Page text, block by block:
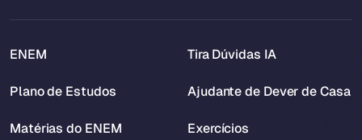
ENEM
Plano de Estudos
Matérias do ENEM
Tira Dúvidas IA
Ajudante de Dever de Casa
Exercícios